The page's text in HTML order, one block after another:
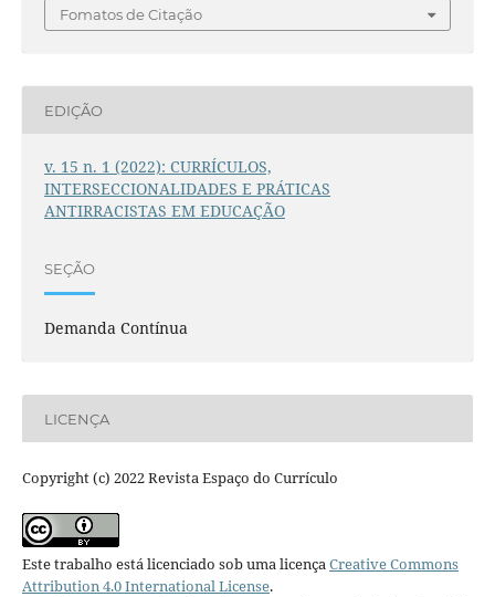
Fomatos de Citação
EDIÇÃO
v. 15 n. 1 (2022): CURRÍCULOS,
INTERSECCIONALIDADES E PRÁTICAS
ANTIRRACISTAS EM EDUCAÇÃO
SEÇÃO
Demanda Contínua
LICENÇA
Copyright (c) 2022 Revista Espaço do Currículo
Este trabalho está licenciado sob uma licençaCreative Commons
Attribution 4.0 International License.